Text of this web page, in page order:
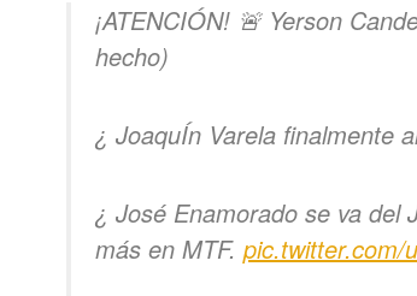
¡ATENCIÓN! 🚨 Yerson
hecho)
¿ JoaquÍn Varela finalmente
¿ José Enamorado se va del
más en MTF. pic.twitter.com/